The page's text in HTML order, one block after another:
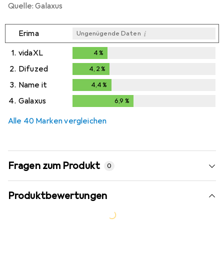
Quelle: Galaxus
Erima Ungenügende Daten i
1. vidaXL 4 %
2. Difuzed 4,2 %
3. Name it 4,4 %
4. Galaxus 6,9 %
Alle 40 Marken vergleichen
Fragen zum Produkt 0
Produktbewertungen